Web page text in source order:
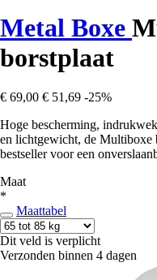
Metal Boxe
borstplaat
€ 69,00 € 51,69 -25%
Hoge bescherming,
en lichtgewicht, de Multiboxe
bestseller voor een
Maat
*
Maattabel
Dit veld is verplicht
Verzonden binnen 4 dagen